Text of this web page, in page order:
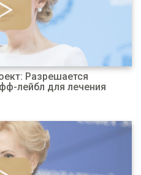
Разрешается
лейбл для лечения